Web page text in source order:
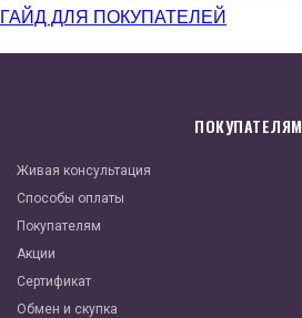
ГАЙД ДЛЯ ПОКУПАТЕЛЕЙ
ПОКУПАТЕЛЯМ
Живая консультация
Способы оплаты
Покупателям
Акции
Сертификат
Обмен и скупка